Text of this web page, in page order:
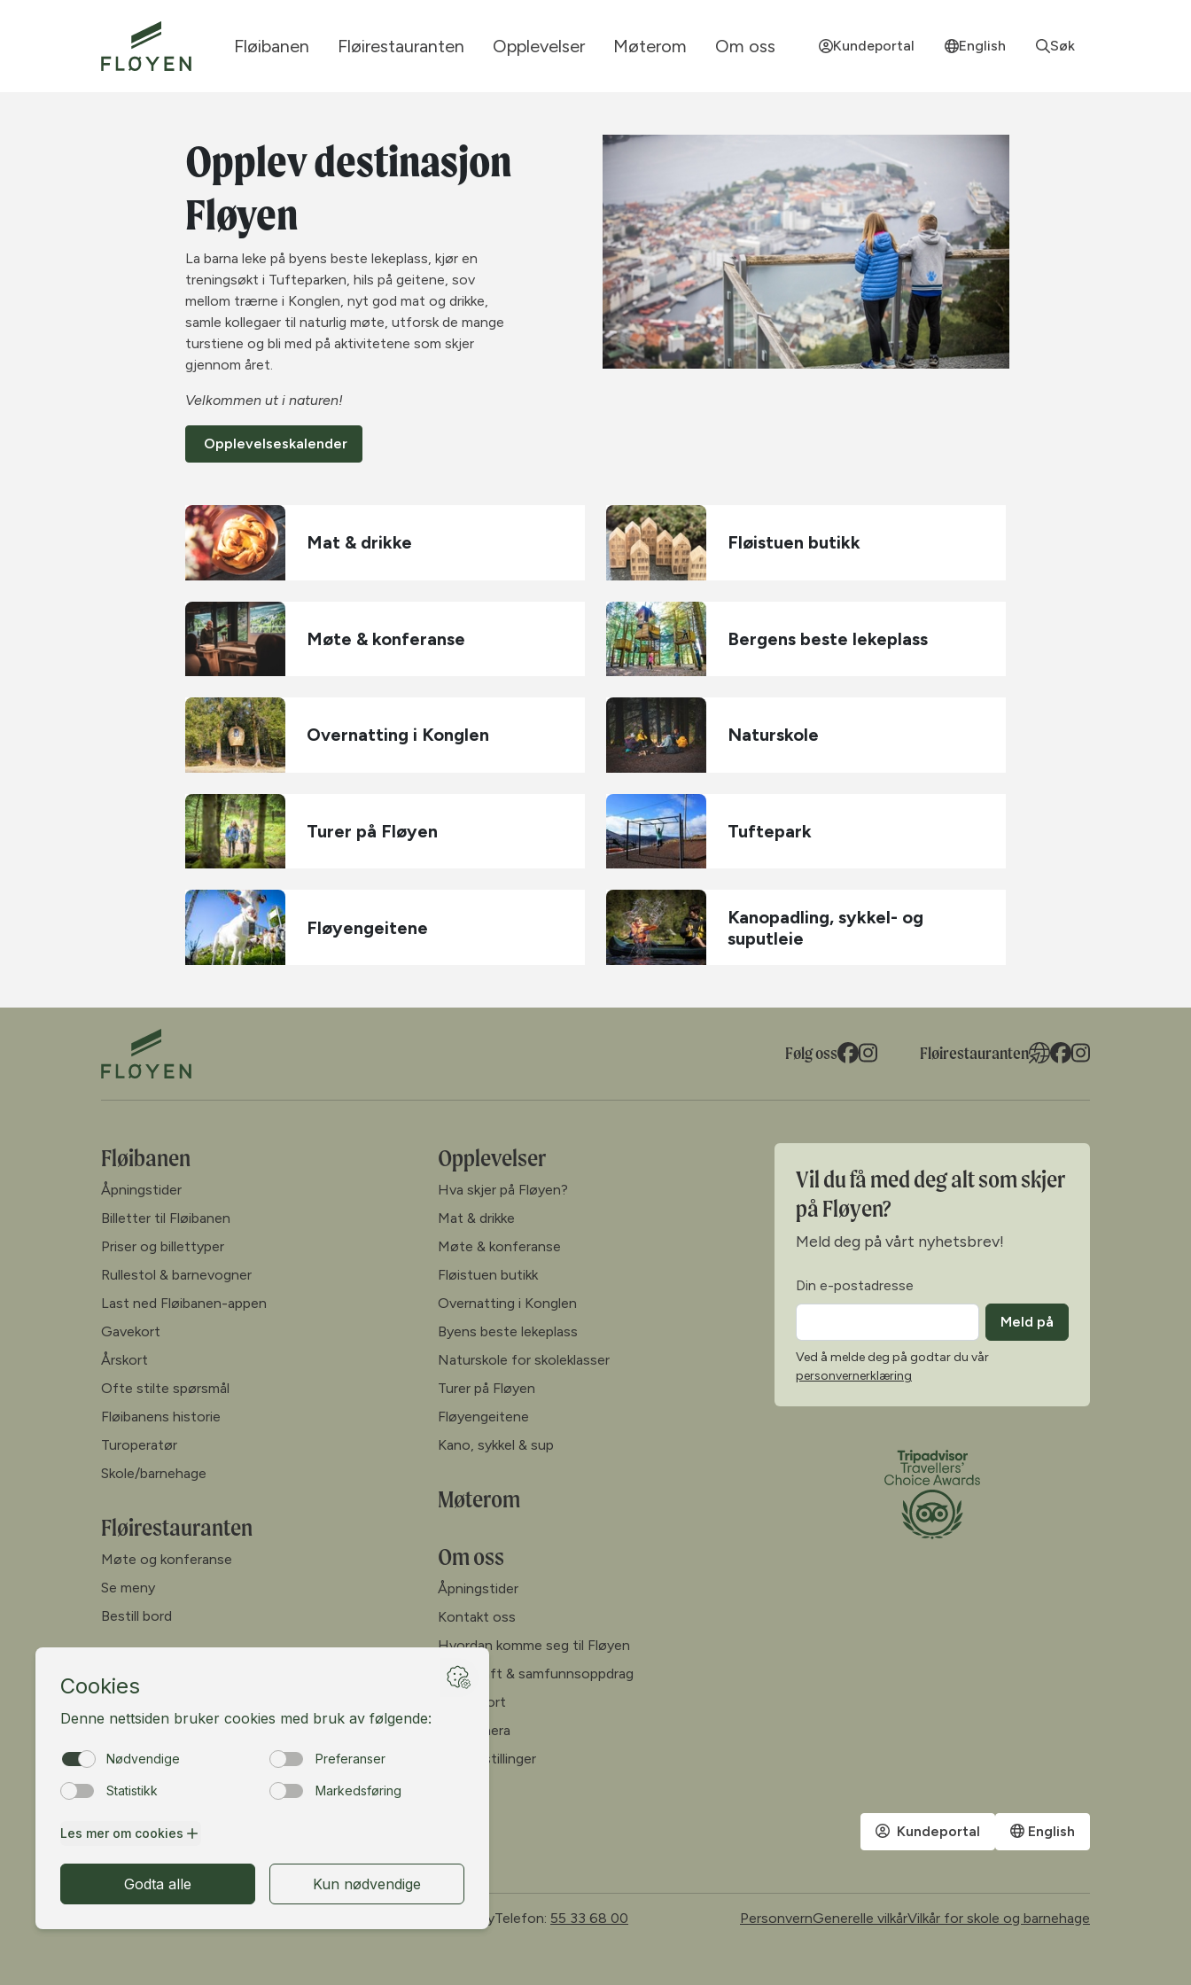
Fløibanen Fløirestauranten Opplevelser Møterom Om oss Kundeportal English Søk
Opplev destinasjon
Fløyen
La barna leke på byens beste lekeplass, kjør en
treningsøkt i Tufteparken, hils på geitene, sov
mellom trærne i Konglen, nyt god mat og drikke,
samle kollegaer til naturlig møte, utforsk de mange
turstiene og bli med på aktivitetene som skjer
gjennom året.
Velkommen ut i naturen!
Opplevelseskalender
Mat & drikke Fløistuen butikk
Møte & konferanse Bergens beste lekeplass
Overnatting i Konglen Naturskole
Turer på Fløyen Tuftepark
Fløyengeitene
Kanopadling, sykkel- og
suputleie
Følg oss Fløirestauranten
Vil du få med deg alt som skjer
på Fløyen?
Meld deg på vårt nyhetsbrev!
Din e-postadresse
Meld på
Ved å melde deg på godtar du vår
personvernerklæring
Fløibanen
Åpningstider
Billetter til Fløibanen
Priser og billettyper
Rullestol & barnevogner
Last ned Fløibanen-appen
Gavekort
Årskort
Ofte stilte spørsmål
Fløibanens historie
Turoperatør
Skole/barnehage
Fløirestauranten
Møte og konferanse
Se meny
Bestill bord
Opplevelser
Hva skjer på Fløyen?
Mat & drikke
Møte & konferanse
Fløistuen butikk
Overnatting i Konglen
Byens beste lekeplass
Naturskole for skoleklasser
Turer på Fløyen
Fløyengeitene
Kano, sykkel & sup
Møterom
Om oss
Åpningstider
Kontakt oss
Hvordan komme seg til Fløyen
Bærekraft & samfunnsoppdrag
Årsrapport
Webkamera
Ledige stillinger
Kundeportal English
Vetrlidsallmenningen 23A, 5014 Bergen, NorwayTelefon: 55 33 68 00 PersonvernGenerelle vilkårVilkår for skole og barnehage